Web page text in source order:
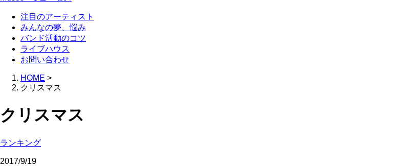
注目のアーティスト
みんなの夢、悩み
バンド活動のコツ
ライブハウス
お問い合わせ
HOME >
クリスマス
クリスマス
ランキング
2017/9/19